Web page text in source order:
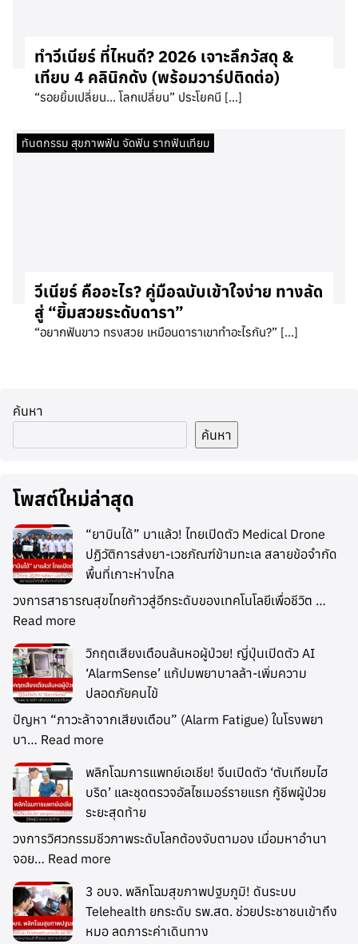
ทำวีเนียร์ ที่ไหนดี? 2026 เจาะลึกวัสดุ &
เทียบ 4 คลินิกดัง (พร้อมวาร์ปติดต่อ)
“รอยยิ้มเปลี่ยน… โลกเปลี่ยน” ประโยคนี […]
ทันตกรรม สุขภาพฟัน จัดฟัน รากฟันเทียม
วีเนียร์ คืออะไร? คู่มือฉบับเข้าใจง่าย ทางลัด
สู่ “ยิ้มสวยระดับดารา”
“อยากฟันขาว ทรงสวย เหมือนดาราเขาทำอะไรกัน?” […]
ค้นหา
ค้นหา
โพสต์ใหม่ล่าสุด
“ยาบินได้” มาแล้ว! ไทยเปิดตัว Medical Drone
ปฏิวัติการส่งยา-เวชภัณฑ์ข้ามทะเล สลายข้อจำกัด
พื้นที่เกาะห่างไกล
วงการสาธารณสุขไทยก้าวสู่อีกระดับของเทคโนโลยีเพื่อชีวิต …
Read more
วิกฤตเสียงเตือนล้นหอผู้ป่วย! ญี่ปุ่นเปิดตัว AI
‘AlarmSense’ แก้ปมพยาบาลล้า-เพิ่มความ
ปลอดภัยคนไข้
ปัญหา “ภาวะล้าจากเสียงเตือน” (Alarm Fatigue) ในโรงพยา
บา… Read more
พลิกโฉมการแพทย์เอเชีย! จีนเปิดตัว ‘ตับเทียมไฮ
บริด’ และชุดตรวจอัลไซเมอร์รายแรก กู้ชีพผู้ป่วย
ระยะสุดท้าย
วงการวิศวกรรมชีวภาพระดับโลกต้องจับตามอง เมื่อมหาอำนา
จอย… Read more
3 อบจ. พลิกโฉมสุขภาพปฐมภูมิ! ดันระบบ
Telehealth ยกระดับ รพ.สต. ช่วยประชาชนเข้าถึง
หมอ ลดภาระค่าเดินทาง